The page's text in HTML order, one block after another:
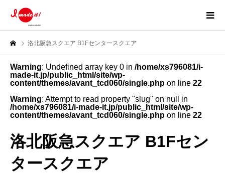
洛北阪急スクエア B1Fセンタースクエア
Warning: Undefined array key 0 in /home/xs796081/i-
made-it.jp/public_html/site/wp-
content/themes/avant_tcd060/single.php on line 22
Warning: Attempt to read property "slug" on null in
/home/xs796081/i-made-it.jp/public_html/site/wp-
content/themes/avant_tcd060/single.php on line 22
洛北阪急スクエア B1Fセン
タースクエア